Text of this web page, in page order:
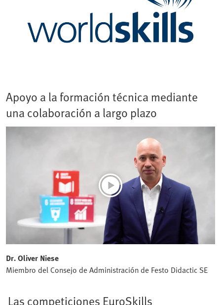
Apoyo a la formación técnica mediante
una colaboración a largo plazo
Dr. Oliver Niese
Miembro del Consejo de Administración de Festo Didactic SE
Las competiciones EuroSkills